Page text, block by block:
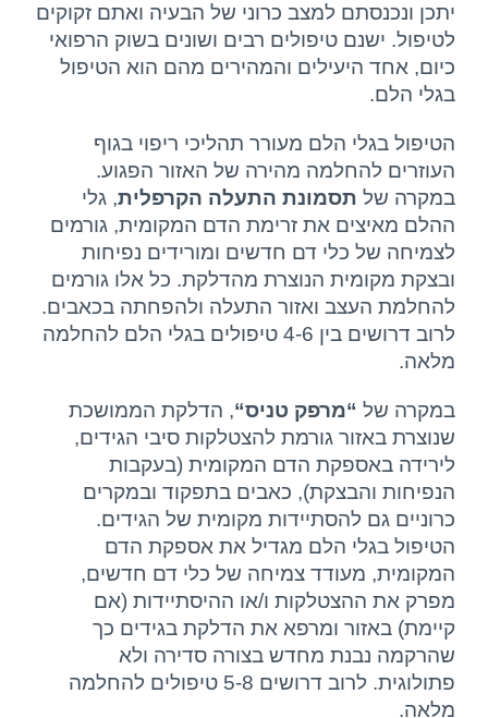
יתכן ונכנסתם למצב כרוני של הבעיה ואתם זקוקים
לטיפול. ישנם טיפולים רבים ושונים בשוק הרפואי
כיום, אחד היעילים והמהירים מהם הוא הטיפול
בגלי הלם.
הטיפול בגלי הלם מעורר תהליכי ריפוי בגוף
העוזרים להחלמה מהירה של האזור הפגוע.
במקרה של תסמונת התעלה הקרפלית, גלי
ההלם מאיצים את זרימת הדם המקומית, גורמים
לצמיחה של כלי דם חדשים ומורידים נפיחות
ובצקת מקומית הנוצרת מהדלקת. כל אלו גורמים
להחלמת העצב ואזור התעלה ולהפחתה בכאבים.
לרוב דרושים בין 4-6 טיפולים בגלי הלם להחלמה
מלאה.
במקרה של “מרפק טניס“, הדלקת הממושכת
שנוצרת באזור גורמת להצטלקות סיבי הגידים,
לירידה באספקת הדם המקומית (בעקבות
הנפיחות והבצקת), כאבים בתפקוד ובמקרים
כרוניים גם להסתיידות מקומית של הגידים.
הטיפול בגלי הלם מגדיל את אספקת הדם
המקומית, מעודד צמיחה של כלי דם חדשים,
מפרק את ההצטלקות ו/או ההיסתיידות (אם
קיימת) באזור ומרפא את הדלקת בגידים כך
שהרקמה נבנת מחדש בצורה סדירה ולא
פתולוגית. לרוב דרושים 5-8 טיפולים להחלמה
מלאה.